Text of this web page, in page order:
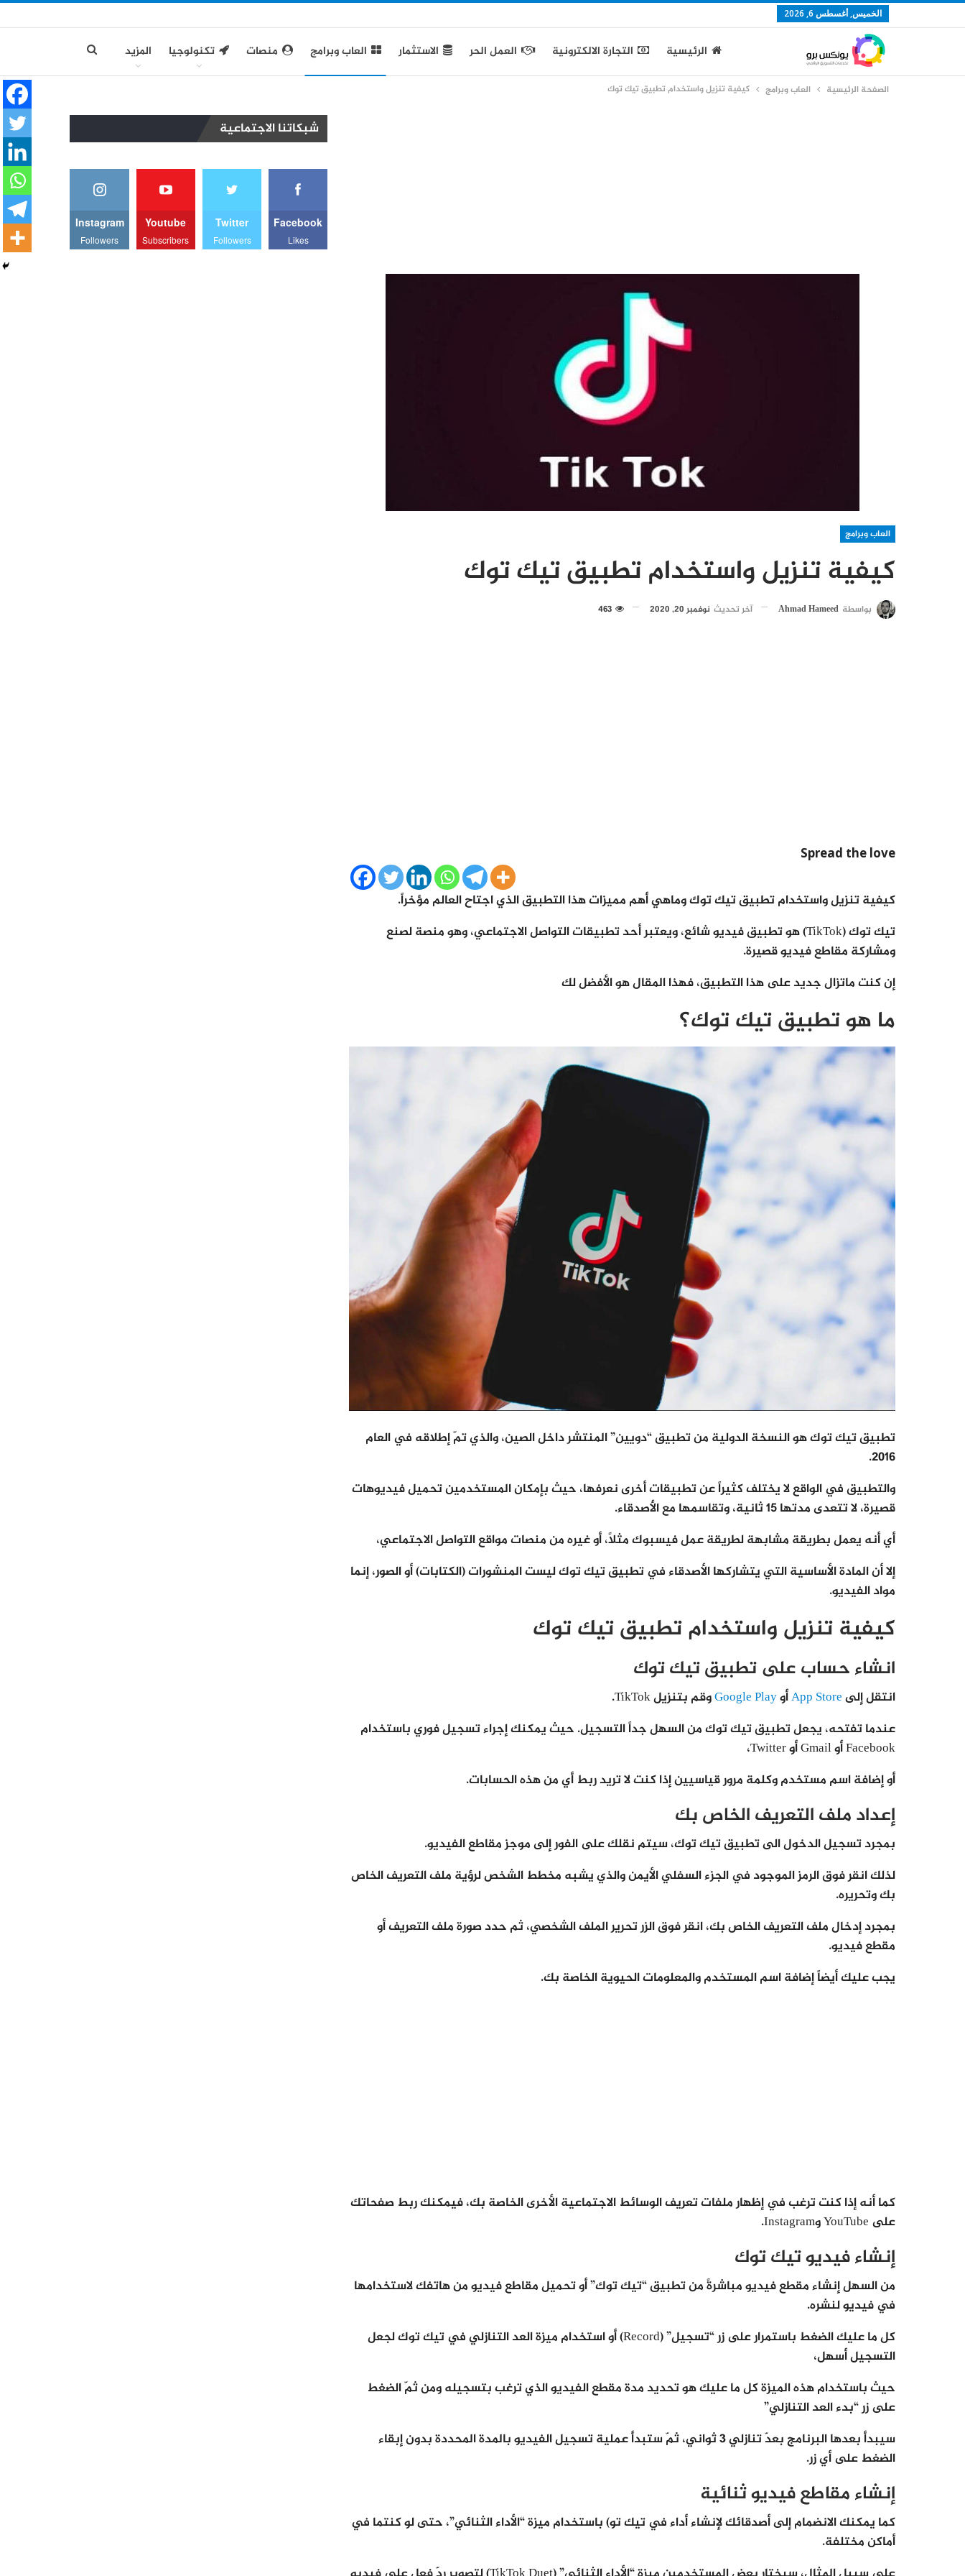
الخميس, أغسطس 6, 2026
الرئيسية التجارة الالكترونية العمل الحر الاستثمار العاب وبرامج منصات تكنولوجيا المزيد
الصفحة الرئيسية العاب وبرامج كيفية تنزيل واستخدام تطبيق تيك توك
العاب وبرامج
كيفية تنزيل واستخدام تطبيق تيك توك
بواسطة Ahmad Hameed آخر تحديث نوفمبر 20, 2020
Spread the love
كيفية تنزيل واستخدام تطبيق تيك توك وماهي أهم مميزات هذا التطبيق الذي اجتاح العالم مؤخراً.
تيك توك (TikTok) هو تطبيق فيديو شائع، ويعتبر أحد تطبيقات التواصل الاجتماعي، وهو منصة لصنع
ومشاركة مقاطع فيديو قصيرة.
إن كنت ماتزال جديد على هذا التطبيق، فهذا المقال هو الأفضل لك
ما هو تطبيق تيك توك؟
تطبيق تيك توك هو النسخة الدولية من تطبيق “دويين” المنتشر داخل الصين، والذي تمّ إطلاقه في العام
2016.
والتطبيق في الواقع لا يختلف كثيراً عن تطبيقات أخرى نعرفها، حيث بإمكان المستخدمين تحميل فيديوهات
قصيرة، لا تتعدى مدتها 15 ثانية، وتقاسمها مع الأصدقاء.
أي أنه يعمل بطريقة مشابهة لطريقة عمل فيسبوك مثلاً، أو غيره من منصات مواقع التواصل الاجتماعي،
إلا أن المادة الأساسية التي يتشاركها الأصدقاء في تطبيق تيك توك ليست المنشورات (الكتابات) أو الصور، إنما
مواد الفيديو.
كيفية تنزيل واستخدام تطبيق تيك توك
انشاء حساب على تطبيق تيك توك
انتقل إلىApp StoreأوGoogle Playوقم بتنزيل TikTok.
عندما تفتحه، يجعل تطبيق تيك توك من السهل جداً التسجيل. حيث يمكنك إجراء تسجيل فوري باستخدام
Facebook أو Gmail أو Twitter،
أو إضافة اسم مستخدم وكلمة مرور قياسيين إذا كنت لا تريد ربط أي من هذه الحسابات.
إعداد ملف التعريف الخاص بك
بمجرد تسجيل الدخول الى تطبيق تيك توك، سيتم نقلك على الفور إلى موجز مقاطع الفيديو.
لذلك انقر فوق الرمز الموجود في الجزء السفلي الأيمن والذي يشبه مخطط الشخص لرؤية ملف التعريف الخاص
بك وتحريره.
بمجرد إدخال ملف التعريف الخاص بك، انقر فوق الزر تحرير الملف الشخصي، ثم حدد صورة ملف التعريف أو
مقطع فيديو.
يجب عليك أيضاً إضافة اسم المستخدم والمعلومات الحيوية الخاصة بك.
كما أنه إذا كنت ترغب في إظهار ملفات تعريف الوسائط الاجتماعية الأخرى الخاصة بك، فيمكنك ربط صفحاتك
على YouTube وInstagram.
إنشاء فيديو تيك توك
من السهل إنشاء مقطع فيديو مباشرةً من تطبيق “تيك توك” أو تحميل مقاطع فيديو من هاتفك لاستخدامها
في فيديو لنشره.
كل ما عليك الضغط باستمرار على زر “تسجيل” (Record) أو استخدام ميزة العد التنازلي في تيك توك لجعل
التسجيل أسهل،
حيث باستخدام هذه الميزة كل ما عليك هو تحديد مدة مقطع الفيديو الذي ترغب بتسجيله ومن ثمّ الضغط
على زر “بدء العد التنازلي”
سيبدأ بعدها البرنامج بعدّ تنازلي 3 ثواني، ثمّ ستبدأ عملية تسجيل الفيديو بالمدة المحددة بدون إبقاء
الضغط على أي زر.
إنشاء مقاطع فيديو ثنائية
كما يمكنك الانضمام إلى أصدقائك لإنشاء أداء في تيك تو) باستخدام ميزة “الأداء الثنائي”، حتى لو كنتما في
أماكن مختلفة.
شبكاتنا الاجتماعية
Facebook
Likes
Twitter
Followers
Youtube
Subscribers
Instagram
Followers